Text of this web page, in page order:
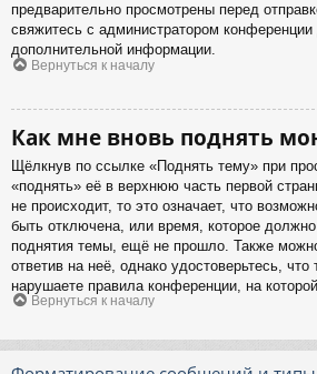
предварительно просмотрены перед
свяжитесь с администратором
дополнительной информации.
Вернуться к началу
Как мне вновь поднять
Щёлкнув по ссылке «Поднять тему» при
«поднять» её в верхнюю часть первой
не происходит, то это означает, что
быть отключена, или время, которое должно
поднятия темы, ещё не прошло. Также
ответив на неё, однако удостоверьтесь,
нарушаете правила конференции, на
Вернуться к началу